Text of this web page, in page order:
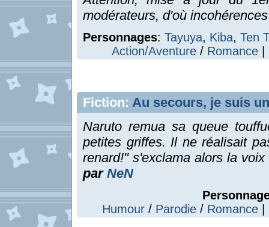
modérateurs, d'où
Personnages: Tayuya, Kiba, Ten
Action/Aventure / Romance
Fiction: Au secours, je suis
Naruto remua sa queue
petites griffes. Il ne réalisait
renard!" s'exclama alors la
par NeN
Humour / Parodie / Romance